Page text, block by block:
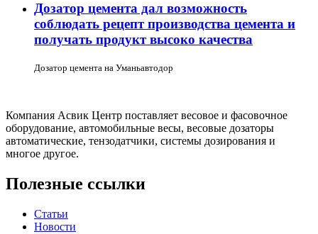
Дозатор цемента дал возможность
соблюдать рецепт производства цемента и
получать продукт высоко качества
Дозатор цемента на Уманьавтодор
Компания Асвик Центр поставляет весовое и фасовочное
оборудование, автомобильные весы, весовые дозаторы
автоматические, тензодатчики, системы дозирования и
многое другое.
Полезные ссылки
Статьи
Новости